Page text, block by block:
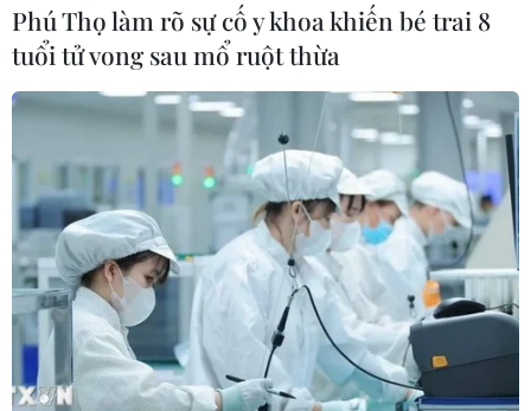
Phú Thọ làm rõ sự cố y khoa khiến bé trai 8
tuổi tử vong sau mổ ruột thừa